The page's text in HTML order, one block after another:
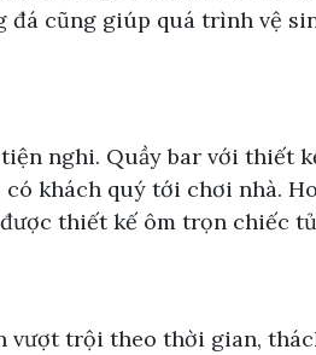
đá cũng giúp quá trình vệ
nghi. Quầy bar với thiết
khách quý tới chơi nhà.
thiết kế ôm trọn chiếc
vượt trội theo thời gian,